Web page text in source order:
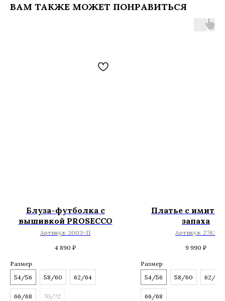
ВАМ ТАКЖЕ МОЖЕТ ПОНРАВИТЬСЯ
Блуза-футболка с
вышивкой PROSECCO
Артикул: 3003-П
4 890 ₽
Размер
54/56
58/60 62/64
66/68 70/72
Платье с
запаха
Артикул: 2763
9 990 ₽
Размер
54/56
58/60 62/64
66/68